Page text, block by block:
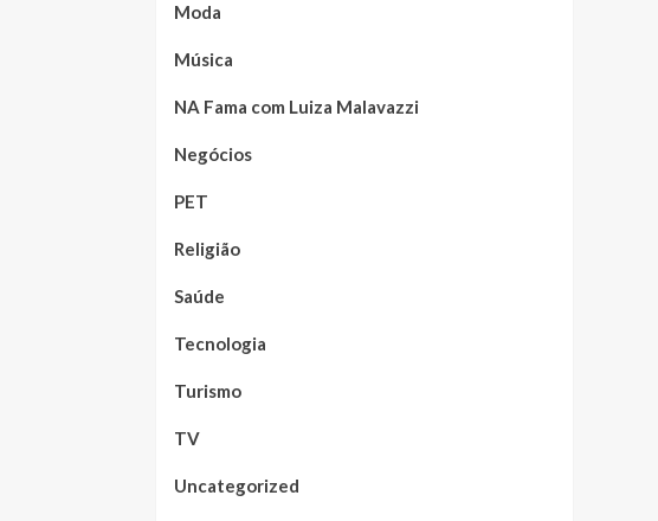
Moda
Música
NA Fama com Luiza Malavazzi
Negócios
PET
Religião
Saúde
Tecnologia
Turismo
TV
Uncategorized